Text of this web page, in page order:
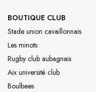
BOUTIQUE CLUB
Stade union cavaillonnais
Les minots
Rugby club aubagnais
Aix université club
Boulbees